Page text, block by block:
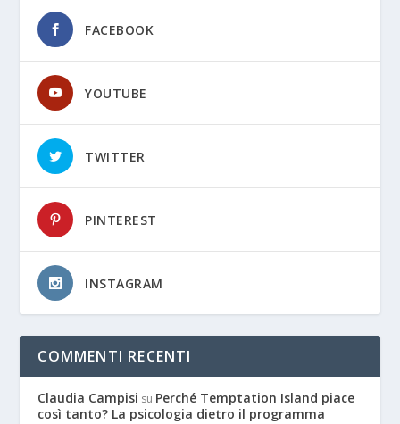
FACEBOOK
YOUTUBE
TWITTER
PINTEREST
INSTAGRAM
COMMENTI RECENTI
Claudia Campisi su Perché Temptation Island piace
così tanto? La psicologia dietro il programma